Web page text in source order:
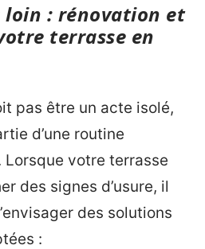
: rénovation et
terrasse en
pas être un acte isolé,
d’une routine
Lorsque votre terrasse
des signes d’usure, il
des solutions
: